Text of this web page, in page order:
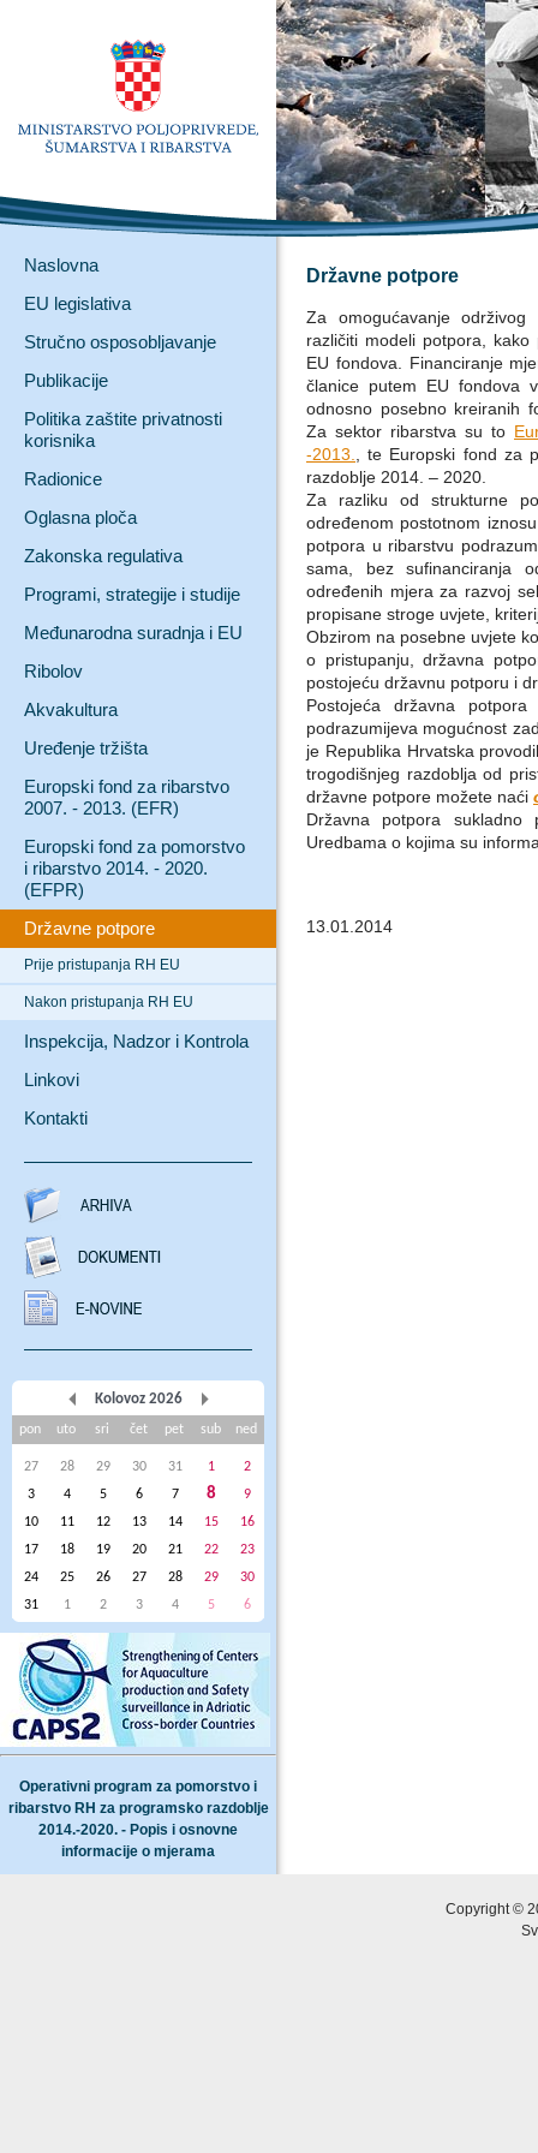
Naslovna
EU legislativa
Stručno osposobljavanje
Publikacije
Politika zaštite privatnosti
korisnika
Radionice
Oglasna ploča
Zakonska regulativa
Programi, strategije i studije
Međunarodna suradnja i EU
Ribolov
Akvakultura
Uređenje tržišta
Europski fond za ribarstvo
2007. - 2013. (EFR)
Europski fond za pomorstvo
i ribarstvo 2014. - 2020.
(EFPR)
Državne potpore
Prije pristupanja RH EU
Nakon pristupanja RH EU
Inspekcija, Nadzor i Kontrola
Linkovi
Kontakti
Kolovoz 2026
pon uto sri čet pet sub ned
27 28 29 30 31 1
2
3
4 5 6 7 8
9
10
11 12 13 14 15
16
17
18 19 20 21 22
23
24
25 26 27 28 29
30
31
1 2 3 4 5 6
Operativni program za pomorstvo i
ribarstvo RH za programsko razdoblje
2014.-2020. - Popis i osnovne
informacije o mjerama
Državne potpore
Za omogućavanje
različiti modeli potpora,
EU fondova. Financiranje
članice putem EU fondova
odnosno posebno kreiranih
Za sektor ribarstva su to
-2013.
, te Europski fond za
razdoblje 2014. – 2020.
Za razliku od strukturne
određenom postotnom
potpora u ribarstvu
sama, bez sufinanciranja
određenih mjera za razvoj
propisane stroge uvjete,
Obzirom na posebne uvjete
o pristupanju, državna
postojeću državnu potporu i
Postojeća državna
podrazumijeva mogućnost
je Republika Hrvatska
trogodišnjeg razdoblja od
državne potpore možete naći
Državna potpora sukladno
Uredbama o kojima su
13.01.2014
Copyright ©